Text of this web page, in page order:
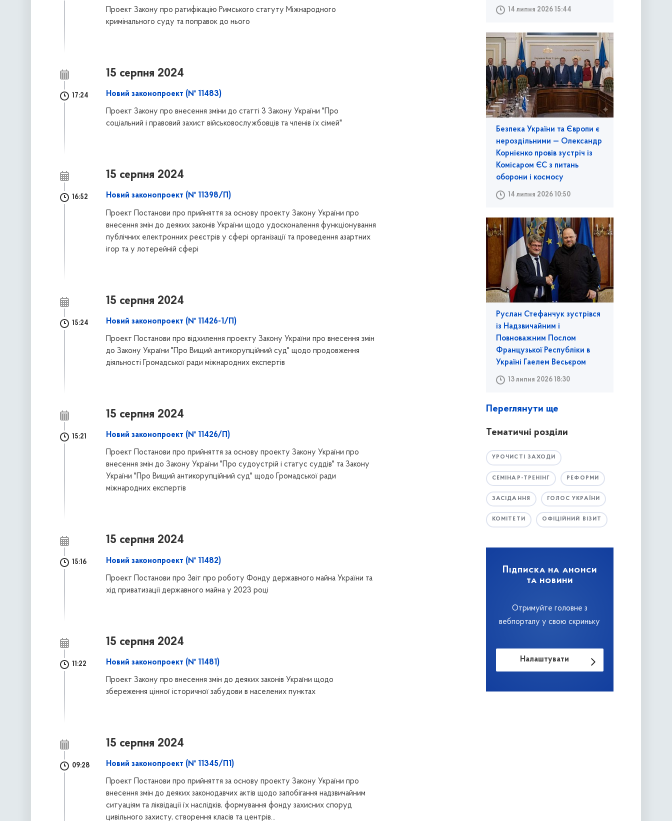
Проект Закону про ратифікацію Римського статуту Міжнародного
кримінального суду та поправок до нього
15 серпня 2024
17:24 Новий законопроект (№ 11483)
Проект Закону про внесення зміни до статті 3 Закону України "Про
соціальний і правовий захист військовослужбовців та членів їх сімей"
15 серпня 2024
16:52 Новий законопроект (№ 11398/П)
Проект Постанови про прийняття за основу проекту Закону України про
внесення змін до деяких законів України щодо удосконалення функціонування
публічних електронних реєстрів у сфері організації та проведення азартних
ігор та у лотерейній сфері
15 серпня 2024
15:24 Новий законопроект (№ 11426-1/П)
Проект Постанови про відхилення проекту Закону України про внесення змін
до Закону України "Про Вищий антикорупційний суд" щодо продовження
діяльності Громадської ради міжнародних експертів
15 серпня 2024
15:21 Новий законопроект (№ 11426/П)
Проект Постанови про прийняття за основу проекту Закону України про
внесення змін до Закону України "Про судоустрій і статус суддів" та Закону
України "Про Вищий антикорупційний суд" щодо Громадської ради
міжнародних експертів
15 серпня 2024
15:16 Новий законопроект (№ 11482)
Проект Постанови про Звіт про роботу Фонду державного майна України та
хід приватизації державного майна у 2023 році
15 серпня 2024
11:22 Новий законопроект (№ 11481)
Проект Закону про внесення змін до деяких законів України щодо
збереження цінної історичної забудови в населених пунктах
15 серпня 2024
09:28 Новий законопроект (№ 11345/П1)
Проект Постанови про прийняття за основу проекту Закону України про
внесення змін до деяких законодавчих актів щодо запобігання надзвичайним
ситуаціям та ліквідації їх наслідків, формування фонду захисних споруд
цивільного захисту, створення класів та центрів...
14 липня 2026 15:44
Безпека України та Європи є
нероздільними — Олександр
Корнієнко провів зустріч із
Комісаром ЄС з питань
оборони і космосу
14 липня 2026 10:50
Руслан Стефанчук зустрівся
із Надзвичайним і
Повноважним Послом
Французької Республіки в
Україні Гаелем Весьєром
13 липня 2026 18:30
Переглянути ще
Тематичні розділи
УРОЧИСТІ ЗАХОДИ
СЕМІНАР-ТРЕНІНГ РЕФОРМИ
ЗАСІДАННЯ ГОЛОС УКРАЇНИ
КОМІТЕТИ ОФІЦІЙНИЙ ВІЗИТ
Підписка на анонси
та новини
Отримуйте головне з
вебпорталу у свою скриньку
Налаштувати